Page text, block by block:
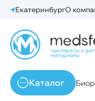
ЕкатеринбургО
Каталог